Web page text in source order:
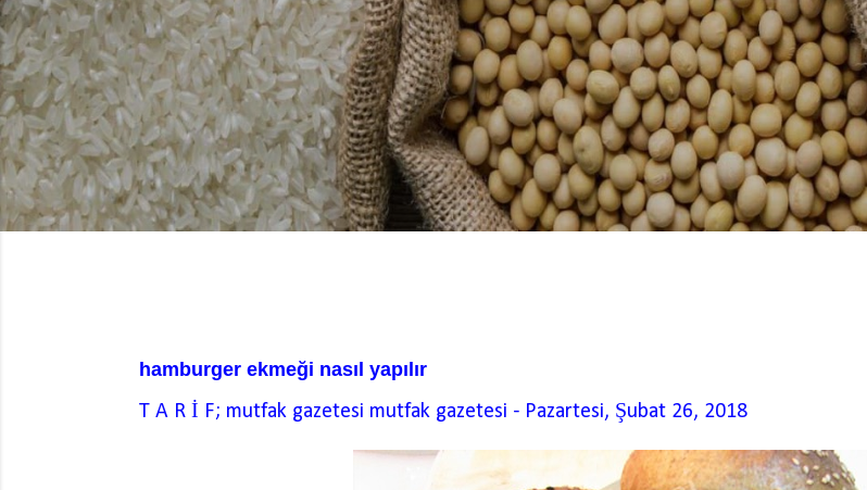
hamburger ekmeği nasıl yapılır
T A R İ F; mutfak gazetesi mutfak gazetesi - Pazartesi, Şubat 26, 2018